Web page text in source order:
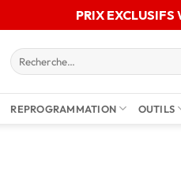
PRIX EXCLUSIFS
REPROGRAMMATION OUTILS